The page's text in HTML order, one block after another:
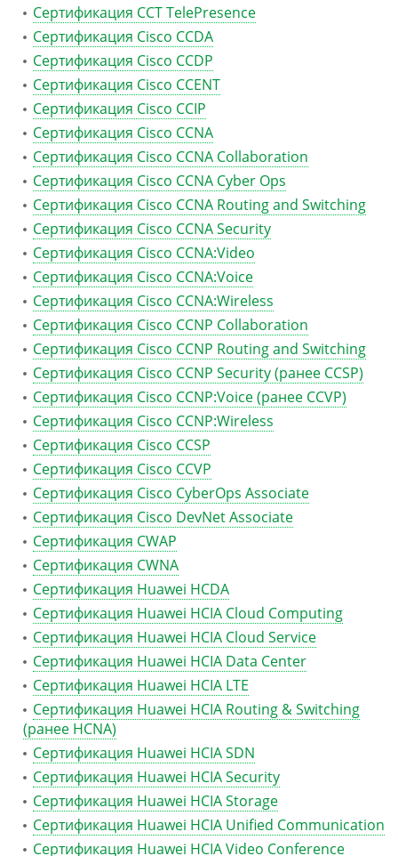
Сертификация CCT TelePresence
Сертификация Cisco CCDA
Сертификация Cisco CCDP
Сертификация Cisco CCENT
Сертификация Cisco CCIP
Сертификация Cisco CCNA
Сертификация Cisco CCNA Collaboration
Сертификация Cisco CCNA Cyber Ops
Сертификация Cisco CCNA Routing and Switching
Сертификация Cisco CCNA Security
Сертификация Cisco CCNA:Video
Сертификация Cisco CCNA:Voice
Сертификация Cisco CCNA:Wireless
Сертификация Cisco CCNP Collaboration
Сертификация Cisco CCNP Routing and Switching
Сертификация Cisco CCNP Security (ранее CCSP)
Сертификация Cisco CCNP:Voice (ранее CCVP)
Сертификация Cisco CCNP:Wireless
Сертификация Cisco CCSP
Сертификация Cisco CCVP
Сертификация Cisco CyberOps Associate
Сертификация Cisco DevNet Associate
Сертификация CWAP
Сертификация CWNA
Сертификация Huawei HCDA
Сертификация Huawei HCIA Cloud Computing
Сертификация Huawei HCIA Cloud Service
Сертификация Huawei HCIA Data Center
Сертификация Huawei HCIA LTE
Сертификация Huawei HCIA Routing & Switching
(ранее HCNA)
Сертификация Huawei HCIA SDN
Сертификация Huawei HCIA Security
Сертификация Huawei HCIA Storage
Сертификация Huawei HCIA Unified Communication
Сертификация Huawei HCIA Video Conference